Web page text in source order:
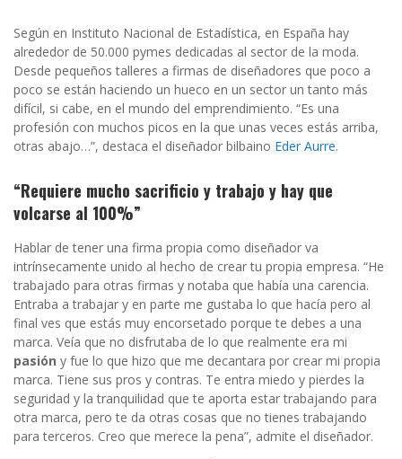
Según en Instituto Nacional de Estadística, en España hay
alrededor de 50.000 pymes dedicadas al sector de la moda.
Desde pequeños talleres a firmas de diseñadores que poco a
poco se están haciendo un hueco en un sector un tanto más
difícil, si cabe, en el mundo del emprendimiento. “Es una
profesión con muchos picos en la que unas veces estás arriba,
otras abajo…”, destaca el diseñador bilbaino Eder Aurre.
“Requiere mucho sacrificio y trabajo y hay que
volcarse al 100%”
Hablar de tener una firma propia como diseñador va
intrínsecamente unido al hecho de crear tu propia empresa. “He
trabajado para otras firmas y notaba que había una carencia.
Entraba a trabajar y en parte me gustaba lo que hacía pero al
final ves que estás muy encorsetado porque te debes a una
marca. Veía que no disfrutaba de lo que realmente era mi
pasión y fue lo que hizo que me decantara por crear mi propia
marca. Tiene sus pros y contras. Te entra miedo y pierdes la
seguridad y la tranquilidad que te aporta estar trabajando para
otra marca, pero te da otras cosas que no tienes trabajando
para terceros. Creo que merece la pena”, admite el diseñador.